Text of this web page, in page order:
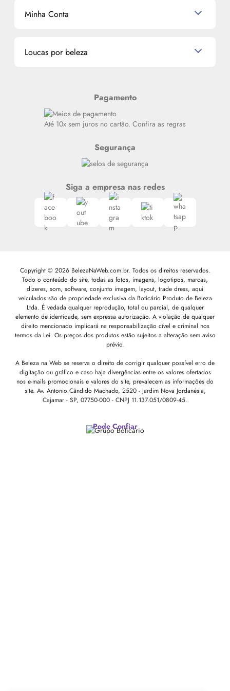
Nossas lojas
Cupom de Desconto
La Vie Est Belle Lancôme
Miniaturas de Produtos de Cabelo
Minha Conta
Meus endereços
Loucas por beleza
Siga nosso canal no Whatsapp
Pagamento
Até 10x sem juros no cartão. Confira as regras
Segurança
Siga a empresa nas redes
Copyright © 2026 BelezaNaWeb.com.br. Todos os direitos reservados.
Todo o conteúdo do site, todas as fotos, imagens, logotipos, marcas,
dizeres, som, software, conjunto imagem, layout, trade dress, aqui
veiculados são de propriedade exclusiva da Boticário Produto de Beleza
Ltda. É vedada qualquer reprodução, total ou parcial, de qualquer
elemento de identidade, sem expressa autorização. A violação de qualquer
direito mencionado implicará na responsabilização cível e criminal nos
termos da Lei. Os preços dos produtos estão sujeitos a alteração sem aviso
prévio.
A Beleza na Web se reserva o direito de corrigir qualquer possível erro de
digitação ou gráfico e caso haja divergências entre os valores ofertados
nos e-mails promocionais e valores do site, prevalecem as informações do
site. Av. Antonio Cândido Machado, 2520 - Jardim Nova Jordanésia,
Cajamar - SP, 07750-000 - CNPJ 11.137.051/0809-45.
Pode Confiar